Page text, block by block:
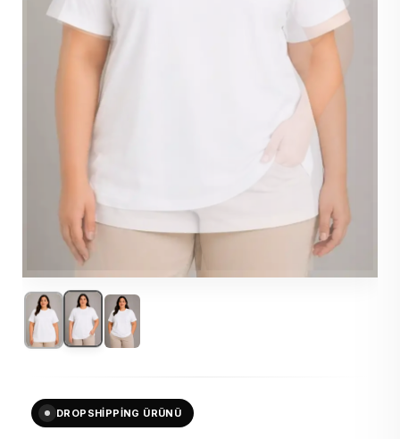
DROPSHIPPING ÜRÜNÜ